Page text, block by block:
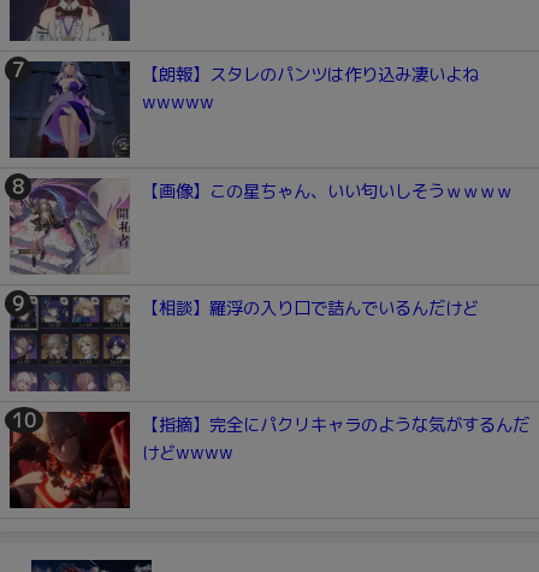
【朗報】スタレのパンツは作り込み凄いよね
wwwww
【画像】この星ちゃん、いい匂いしそうｗｗｗｗ
【相談】羅浮の入り口で詰んでいるんだけど
【指摘】完全にパクリキャラのような気がするんだ
けどwwww